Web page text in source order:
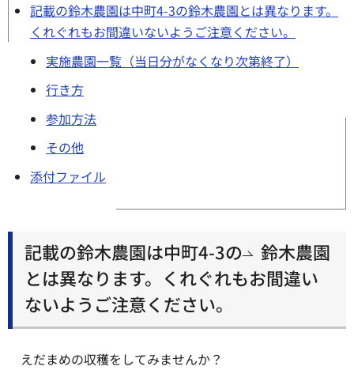
記載の鈴木農園は中町4-3の鈴木農園とは異なります。
くれぐれもお間違いないようご注意ください。
実施農園一覧（当日分がなくなり次第終了）
行き方
参加方法
その他
添付ファイル
記載の鈴木農園は中町4-3の
鈴木農園
とは異なります。くれぐれもお間違い
ないようご注意ください。
えだまめの収穫をしてみませんか？